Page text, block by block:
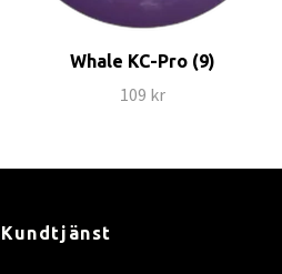
Whale KC-Pro (9)
109 kr
Kundtjänst